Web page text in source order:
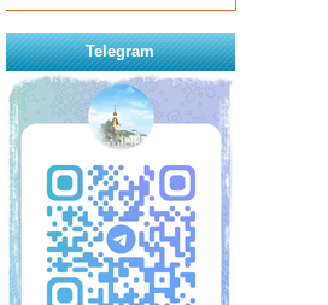
Telegram